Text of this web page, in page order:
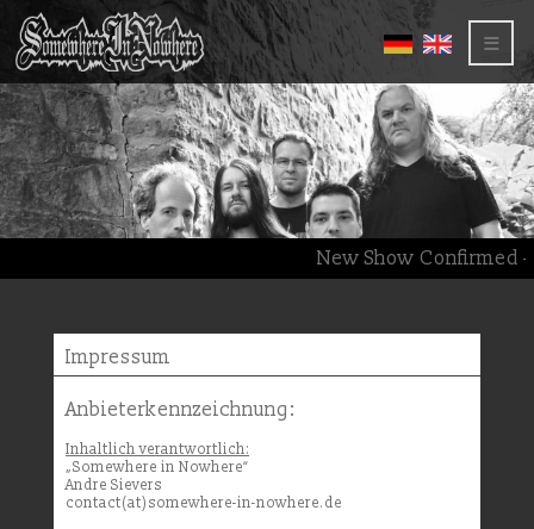
≡
New Show Confirmed
Impressum
Anbieterkennzeichnung:
Inhaltlich verantwortlich:
„Somewhere in Nowhere“
Andre Sievers
contact(at)somewhere-in-nowhere.de